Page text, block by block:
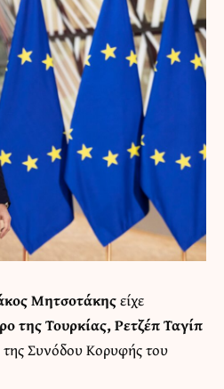
Μητσοτάκηςείχε
της Τουρκίας, Ρετζέπ Ταγίπ
της Συνόδου Κορυφής του